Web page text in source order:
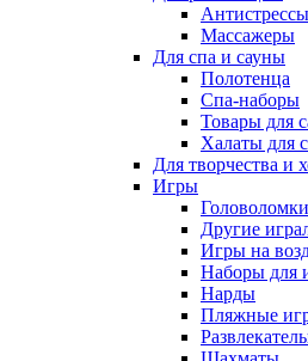
Антистрессы
Массажеры
Для спа и сауны
Полотенца
Спа-наборы
Товары для
Халаты для
Для творчества и
Игры
Головоломки
Другие
Игры на
Наборы для
Нарды
Пляжные